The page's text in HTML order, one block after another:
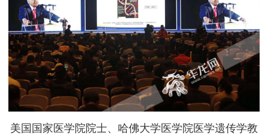
美国国家医学院院士、哈佛大学医学院医学遗传学教